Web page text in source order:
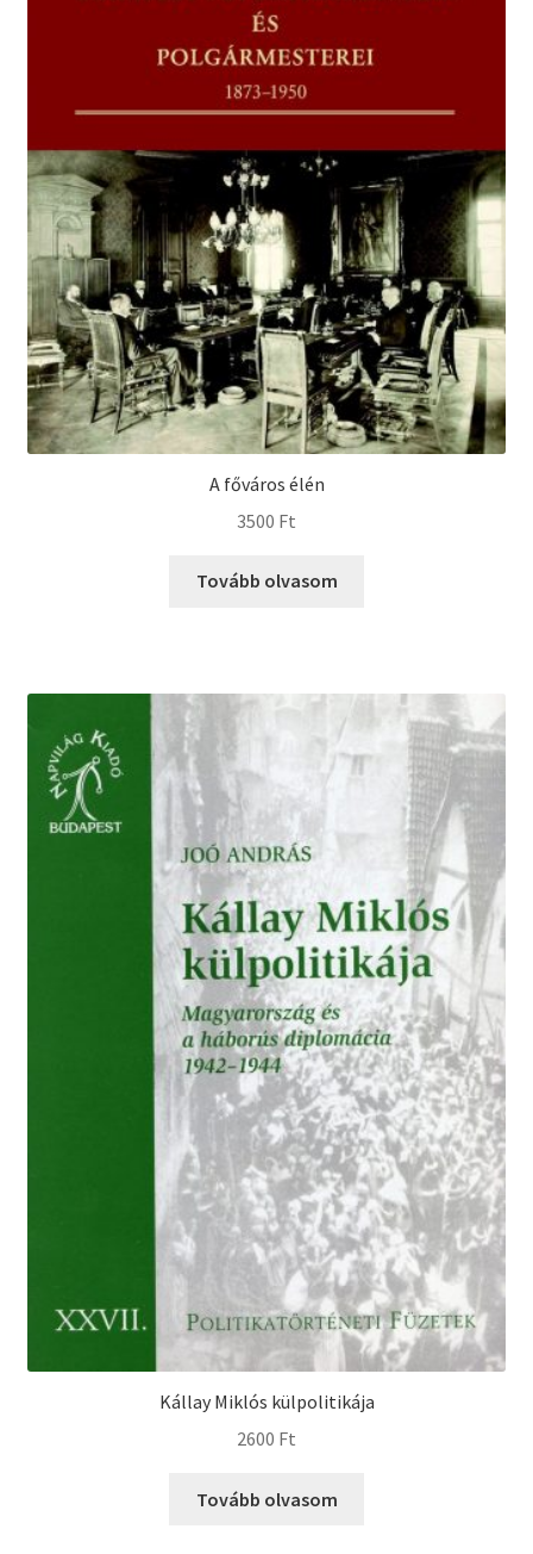
A főváros élén
3500 Ft
Tovább olvasom
Kállay Miklós külpolitikája
2600 Ft
Tovább olvasom